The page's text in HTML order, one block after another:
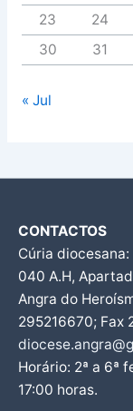
23
24
30
31
« Jul
CONTACTOS
Cúria diocesana:
040 A.H,
Angra do
295216670; Fax
Horário: 2ª a 6ª
17:00 horas.